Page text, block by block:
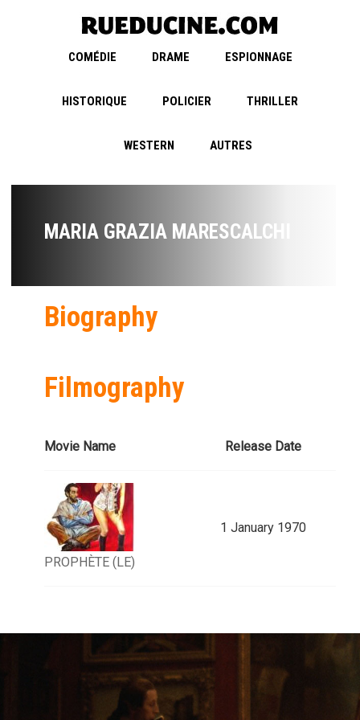
COMÉDIE DRAME ESPIONNAGE
HISTORIQUE POLICIER THRILLER
WESTERN AUTRES
MARIA GRAZIA MARESCALCHI
Biography
Filmography
Movie Name Release Date
PROPHÈTE (LE)
1 January 1970